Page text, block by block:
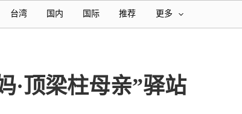
台湾 国内 国际 推荐 更多
·顶梁柱母亲”驿站